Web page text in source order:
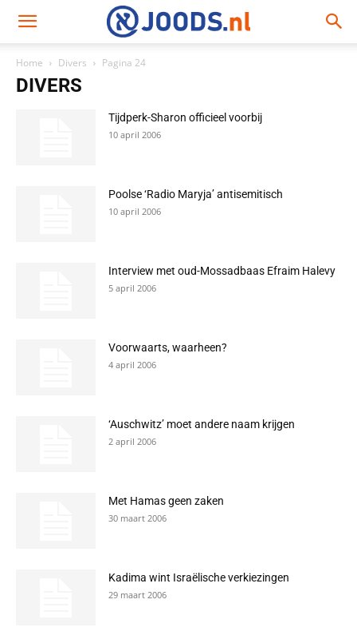
Home Divers Pagina 24
DIVERS
Tijdperk-Sharon officieel voorbij
10 april 2006
Poolse ‘Radio Maryja’ antisemitisch
10 april 2006
Interview met oud-Mossadbaas Efraim Halevy
5 april 2006
Voorwaarts, waarheen?
4 april 2006
‘Auschwitz’ moet andere naam krijgen
2 april 2006
Met Hamas geen zaken
30 maart 2006
Kadima wint Israëlische verkiezingen
29 maart 2006